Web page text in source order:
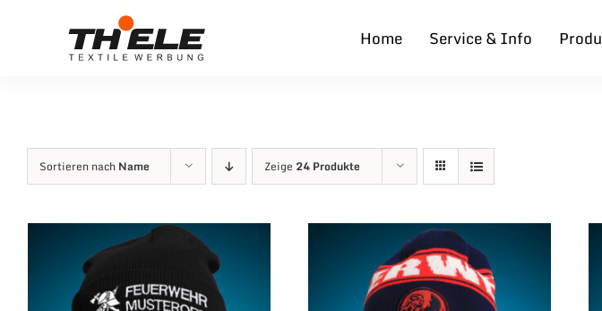
Home Service & Info
Sortieren nach Name Zeige 24 Produkte